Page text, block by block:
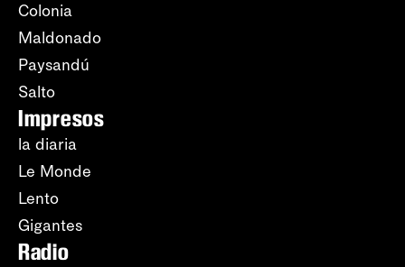
Colonia
Maldonado
Paysandú
Salto
Impresos
la diaria
Le Monde
Lento
Gigantes
Radio